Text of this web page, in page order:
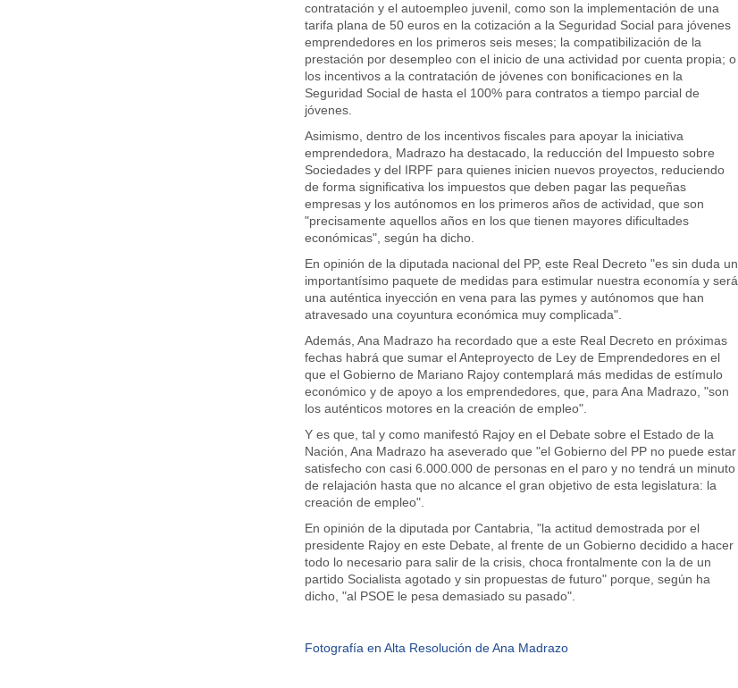
contratación y el autoempleo juvenil, como son la implementación de una
tarifa plana de 50 euros en la cotización a la Seguridad Social para jóvenes
emprendedores en los primeros seis meses; la compatibilización de la
prestación por desempleo con el inicio de una actividad por cuenta propia; o
los incentivos a la contratación de jóvenes con bonificaciones en la
Seguridad Social de hasta el 100% para contratos a tiempo parcial de
jóvenes.
Asimismo, dentro de los incentivos fiscales para apoyar la iniciativa
emprendedora, Madrazo ha destacado, la reducción del Impuesto sobre
Sociedades y del IRPF para quienes inicien nuevos proyectos, reduciendo
de forma significativa los impuestos que deben pagar las pequeñas
empresas y los autónomos en los primeros años de actividad, que son
"precisamente aquellos años en los que tienen mayores dificultades
económicas", según ha dicho.
En opinión de la diputada nacional del PP, este Real Decreto "es sin duda un
importantísimo paquete de medidas para estimular nuestra economía y será
una auténtica inyección en vena para las pymes y autónomos que han
atravesado una coyuntura económica muy complicada".
Además, Ana Madrazo ha recordado que a este Real Decreto en próximas
fechas habrá que sumar el Anteproyecto de Ley de Emprendedores en el
que el Gobierno de Mariano Rajoy contemplará más medidas de estímulo
económico y de apoyo a los emprendedores, que, para Ana Madrazo, "son
los auténticos motores en la creación de empleo".
Y es que, tal y como manifestó Rajoy en el Debate sobre el Estado de la
Nación, Ana Madrazo ha aseverado que "el Gobierno del PP no puede estar
satisfecho con casi 6.000.000 de personas en el paro y no tendrá un minuto
de relajación hasta que no alcance el gran objetivo de esta legislatura: la
creación de empleo".
En opinión de la diputada por Cantabria, "la actitud demostrada por el
presidente Rajoy en este Debate, al frente de un Gobierno decidido a hacer
todo lo necesario para salir de la crisis, choca frontalmente con la de un
partido Socialista agotado y sin propuestas de futuro" porque, según ha
dicho, "al PSOE le pesa demasiado su pasado".
Fotografía en Alta Resolución de Ana Madrazo